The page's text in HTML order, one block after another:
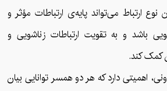
نوع ارتباط می‌تواند پایه‌ی ارتباطات مؤثر و
باشد و به تقویت ارتباطات زناشویی و
کمک کند.
اهمیتی دارد که هر دو همسر توانایی بیان